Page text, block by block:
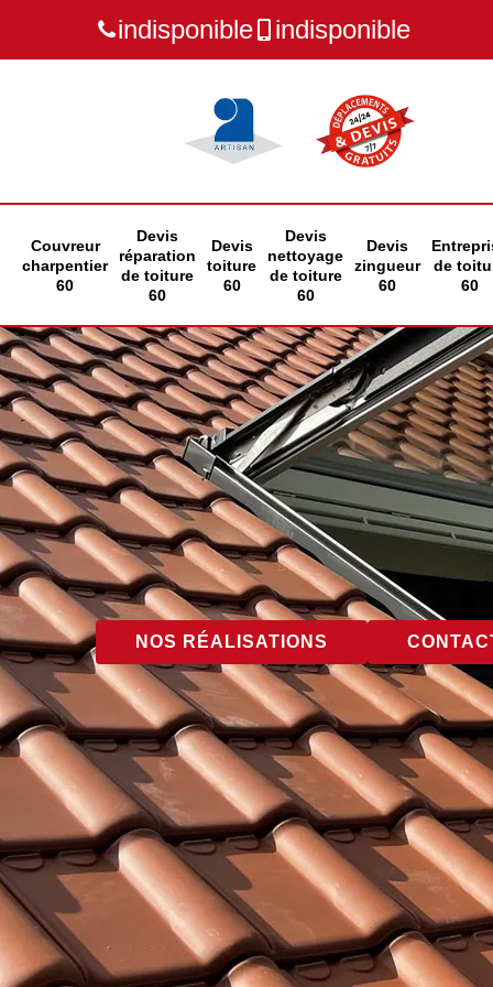
indisponible indisponible
Couvreur
charpentier
60
Devis
réparation
de toiture
60
Devis
toiture
60
Devis
nettoyage
de toiture
60
Devis
zingueur
60
de
60
NOS RÉALISATIONS